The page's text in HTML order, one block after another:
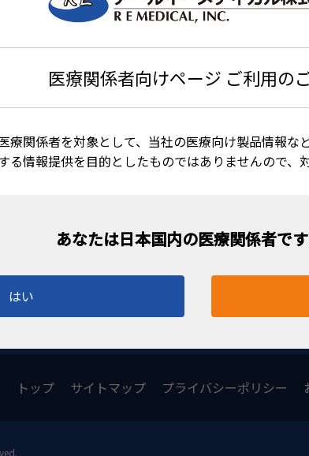
医療関係者向けページ ご利用の
療関係者を対象として、当社の医療向け製品情報な
る情報提供を目的としたものではありませんので、
はい
東和
トップ サイトマップ プライバシーポリシー